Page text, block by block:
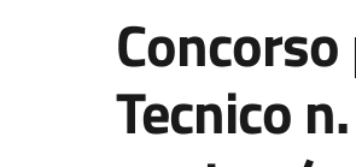
Tecnico